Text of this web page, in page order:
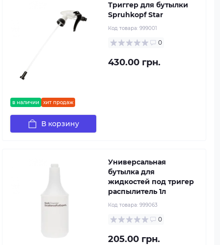
в наличии хит продаж
Триггер для бутылки
Spruhkopf Star
Код товара: 999001
0
430.00 грн.
В корзину
Универсальная
бутылка для
жидкостей под тригер
распылитель 1л
Код товара: 999063
0
205.00 грн.